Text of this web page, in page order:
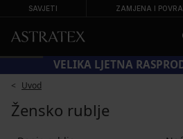
SAVJETI ZAMJENA I
VELIKA LJETNA
Uvod
Žensko rublje